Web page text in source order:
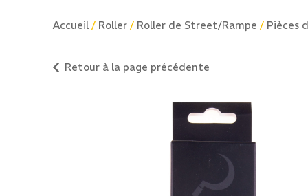
Accueil / Roller / Roller de Street/Rampe / Pièces
Retour à la page précédente